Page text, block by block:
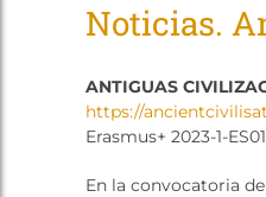
Noticias.
ANTIGUAS
https://
Erasmus+ 2023-1-
En la convocatoria